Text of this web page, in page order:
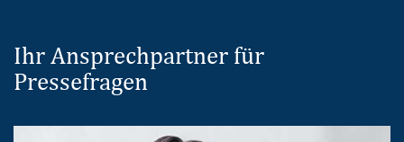
Ihr Ansprechpartner für
Pressefragen